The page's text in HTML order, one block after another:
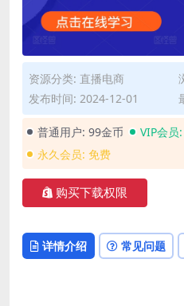
资源分类: 直播电商
发布时间: 2024-12-01
普通用户: 99金币 VIP会员:
永久会员: 免费
购买下载权限
详情介绍 常见问题